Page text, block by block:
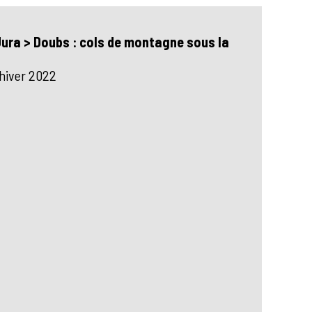
> Doubs : cols de montagne sous la
2022